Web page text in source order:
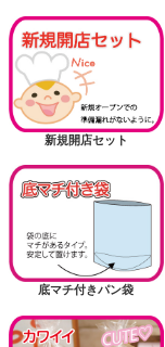
新規開店セット
底マチ付きパン袋